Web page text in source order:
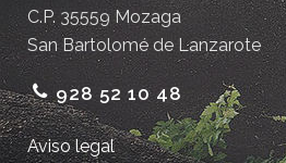
C.P. 35559 Mozaga
San Bartolomé de Lanzarote
928 52 10 48
Aviso legal